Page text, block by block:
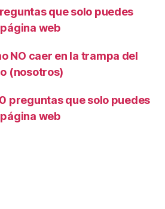
que solo puedes
web
NO caer en la trampa del
(nosotros)
preguntas que solo puedes
web